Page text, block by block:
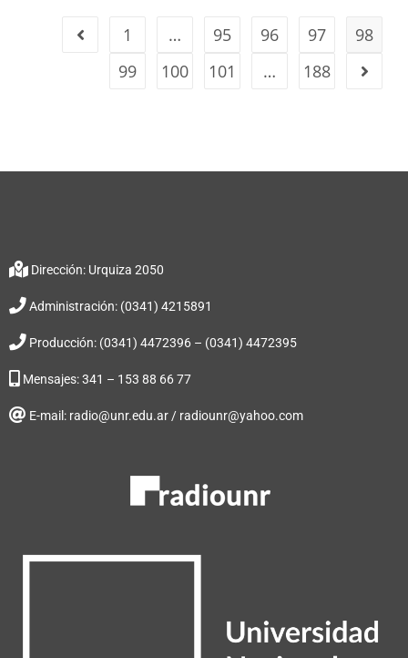
1 … 95 96 97
98
99
100 101 … 188
Dirección: Urquiza 2050
Administración: (0341) 4215891
Producción: (0341) 4472396 – (0341) 4472395
Mensajes: 341 – 153 88 66 77
E-mail: radio@unr.edu.ar / radiounr@yahoo.com